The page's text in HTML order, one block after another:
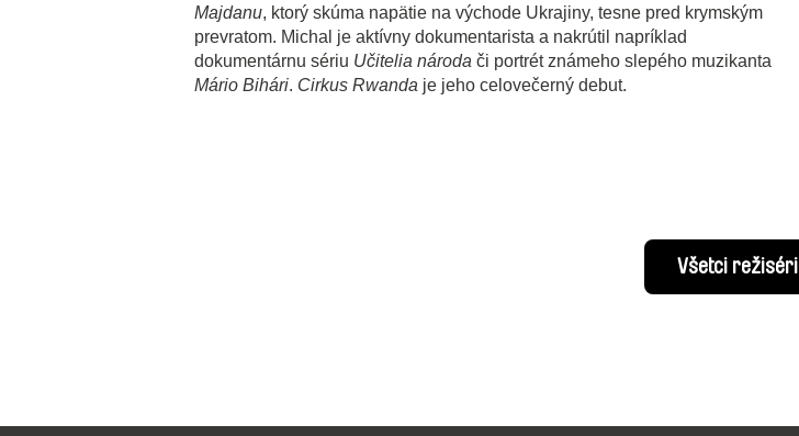
Majdanu, ktorý skúma napätie na východe Ukrajiny, tesne pred krymským
prevratom. Michal je aktívny dokumentarista a nakrútil napríklad
dokumentárnu sériu Učitelia národa či portrét známeho slepého muzikanta
Mário Bihári. Cirkus Rwanda je jeho celovečerný debut.
Všetci režiséri